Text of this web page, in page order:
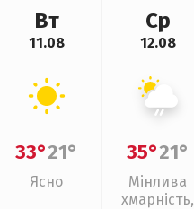
Вт
11.08
33°21°
Ясно
Ср
12.08
35°21°
Мінлива
хмарність,